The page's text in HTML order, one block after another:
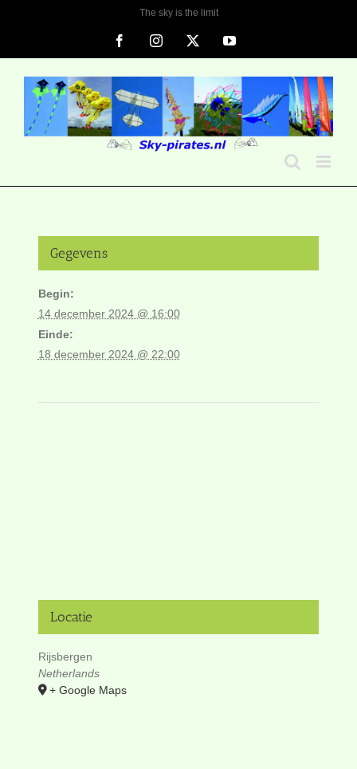
The sky is the limit
FacebookInstagram YouTube
Gegevens
Begin:
14 december 2024 @ 16:00
Einde:
18 december 2024 @ 22:00
Locatie
Rijsbergen
Netherlands
+ Google Maps